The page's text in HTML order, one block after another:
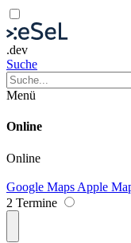
.dev
Suche
Menü
Online
Online
Google Maps Apple
2 Termine